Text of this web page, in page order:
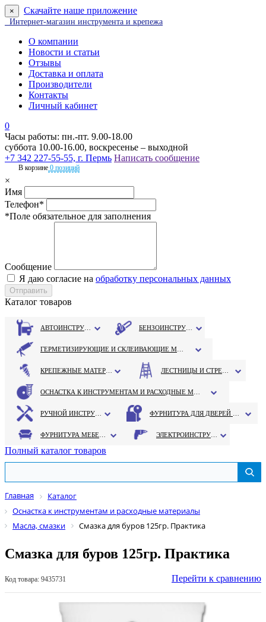
× Скачайте наше приложение
Интернет-магазин инструмента и крепежа
О компании
Новости и статьи
Отзывы
Доставка и оплата
Производители
Контакты
Личный кабинет
0
Часы работы: пн.-пт. 9.00-18.00
суббота 10.00-16.00, воскресенье – выходной
+7 342 227-55-55, г. Пермь Написать сообщение
В корзине 0 позиций
×
Имя
Телефон*
*Поле обязательное для заполнения
Сообщение
Я даю согласие на обработку персональных данных
Каталог товаров
Полный каталог товаров
Главная
Каталог
Оснастка к инструментам и расходные материалы
Масла, смазки
Смазка для буров 125гр. Практика
Смазка для буров 125гр. Практика
Код товара: 9435731 Перейти к сравнению